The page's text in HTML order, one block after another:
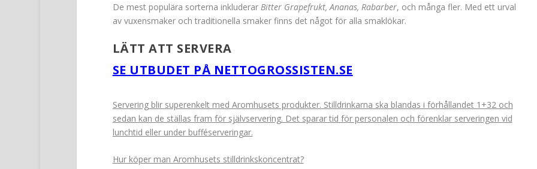
De mest populära sorterna inkluderar Bitter Grapefrukt, Ananas, Rabarber, och många fler. Med ett urval
av vuxensmaker och traditionella smaker finns det något för alla smaklökar.
LÄTT ATT SERVERA
SE UTBUDET PÅ NETTOGROSSISTEN.SE
Servering blir superenkelt med Aromhusets produkter. Stilldrinkarna ska blandas i förhållandet 1+32 och
sedan kan de ställas fram för självservering. Det sparar tid för personalen och förenklar serveringen vid
lunchtid eller under bufféserveringar.
Hur köper man Aromhusets stilldrinkskoncentrat?